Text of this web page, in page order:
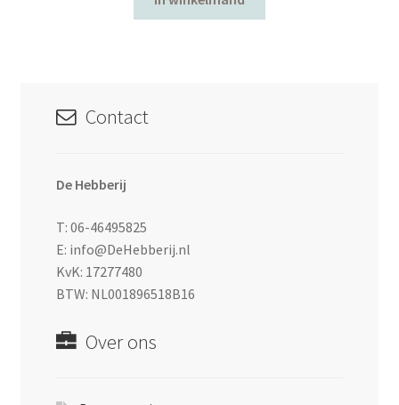
Contact
De Hebberij
T: 06-46495825
E: info@DeHebberij.nl
KvK: 17277480
BTW: NL001896518B16
Over ons